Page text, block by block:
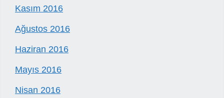
Kasım 2016
Ağustos 2016
Haziran 2016
Mayıs 2016
Nisan 2016